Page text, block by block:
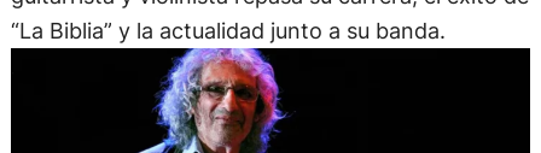
“La Biblia” y la actualidad junto a su banda.